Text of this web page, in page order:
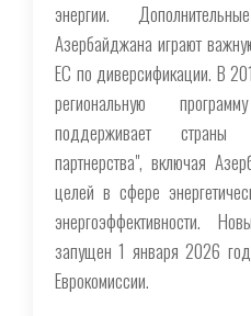
энергии.
Азербайджана играют
ЕС по диверсификации. В
региональную
поддерживает страны
партнерства", включая
целей в сфере
энергоэффективности.
запущен 1 января 2026
Еврокомиссии.